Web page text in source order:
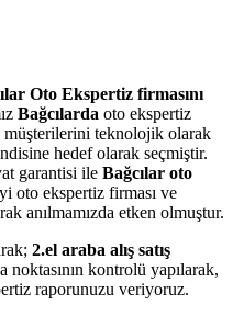
Oto Ekspertiz firmasını
Bağcılarda oto ekspertiz
teknolojik olarak
hedef olarak seçmiştir.
garantisi ile Bağcılar oto
oto ekspertiz firması ve
anılmamızda etken olmuştur.
2.el araba alış satış
noktasının kontrolü yapılarak,
raporunuzu veriyoruz.